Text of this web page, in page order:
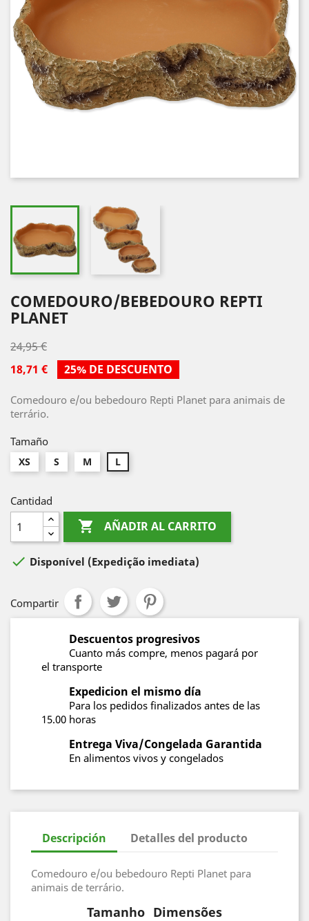
COMEDOURO/BEBEDOURO REPTI
PLANET
24,95 €
18,71 €
25% DE DESCUENTO
Comedouro e/ou bebedouro Repti Planet para animais de
terrário.
Tamaño
XS S M L
Cantidad
 AÑADIR AL CARRITO
 Disponível (Expedição imediata)
Compartir
Descuentos progresivos
Cuanto más compre, menos pagará por
el transporte
Expedicion el mismo día
Para los pedidos finalizados antes de las
15.00 horas
Entrega Viva/Congelada Garantida
En alimentos vivos y congelados
Descripción Detalles del producto
Comedouro e/ou bebedouro Repti Planet para
animais de terrário.
Tamanho Dimensões